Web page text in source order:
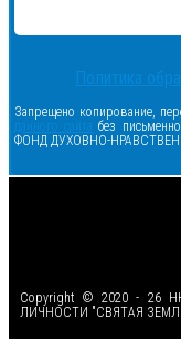
Политика
Запрещено копирование,
данного сайта без
ФОНД ДУХОВНО-
Copyright © 2020 - 26
ЛИЧНОСТИ "СВЯТАЯ